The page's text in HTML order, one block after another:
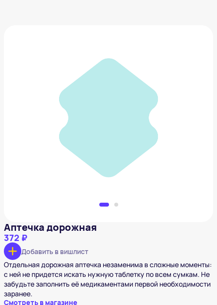
Аптечка дорожная
372 ₽
Добавить в вишлист
Отдельная дорожная аптечка незаменима в сложные моменты:
с ней не придется искать нужную таблетку по всем сумкам. Не
забудьте заполнить её медикаментами первой необходимости
заранее.
Смотреть в магазине